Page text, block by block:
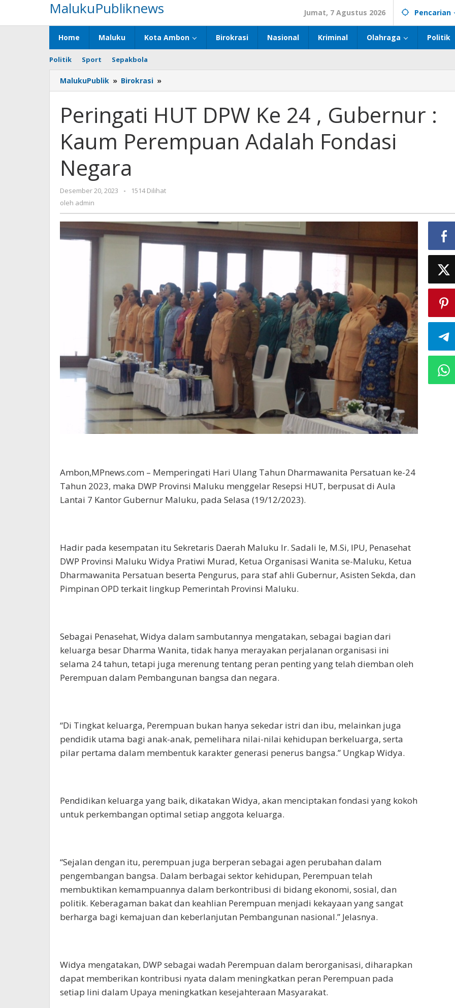
konten
MalukuPubliknews Jumat, 7 Agustus 2026 Pencarian
Home Maluku Kota Ambon Birokrasi Nasional Kriminal Olahraga Politik
Politik Sport Sepakbola
MalukuPublik » Birokrasi »
HUT
Ke
24
Gubernur
Adalah
Peringati HUT DPW Ke 24 , Gubernur :
Kaum Perempuan Adalah Fondasi
Negara
Desember 20, 2023
oleh
-
1514 Dilihat
oleh admin
Ambon,MPnews.com – Memperingati Hari Ulang Tahun Dharmawanita Persatuan ke-24
Tahun 2023, maka DWP Provinsi Maluku menggelar Resepsi HUT, berpusat di Aula
Lantai 7 Kantor Gubernur Maluku, pada Selasa (19/12/2023).
Hadir pada kesempatan itu Sekretaris Daerah Maluku Ir. Sadali Ie, M.Si, IPU, Penasehat
DWP Provinsi Maluku Widya Pratiwi Murad, Ketua Organisasi Wanita se-Maluku, Ketua
Dharmawanita Persatuan beserta Pengurus, para staf ahli Gubernur, Asisten Sekda, dan
Pimpinan OPD terkait lingkup Pemerintah Provinsi Maluku.
Sebagai Penasehat, Widya dalam sambutannya mengatakan, sebagai bagian dari
keluarga besar Dharma Wanita, tidak hanya merayakan perjalanan organisasi ini
selama 24 tahun, tetapi juga merenung tentang peran penting yang telah diemban oleh
Perempuan dalam Pembangunan bangsa dan negara.
“Di Tingkat keluarga, Perempuan bukan hanya sekedar istri dan ibu, melainkan juga
pendidik utama bagi anak-anak, pemelihara nilai-nilai kehidupan berkeluarga, serta
pilar pertama dalam membentuk karakter generasi penerus bangsa.” Ungkap Widya.
Pendidikan keluarga yang baik, dikatakan Widya, akan menciptakan fondasi yang kokoh
untuk perkembangan optimal setiap anggota keluarga.
“Sejalan dengan itu, perempuan juga berperan sebagai agen perubahan dalam
pengembangan bangsa. Dalam berbagai sektor kehidupan, Perempuan telah
membuktikan kemampuannya dalam berkontribusi di bidang ekonomi, sosial, dan
politik. Keberagaman bakat dan keahlian Perempuan menjadi kekayaan yang sangat
berharga bagi kemajuan dan keberlanjutan Pembangunan nasional.” Jelasnya.
Widya mengatakan, DWP sebagai wadah Perempuan dalam berorganisasi, diharapkan
dapat memberikan kontribusi nyata dalam meningkatkan peran Perempuan pada
setiap lini dalam Upaya meningkatkan kesejahteraan Masyarakat.